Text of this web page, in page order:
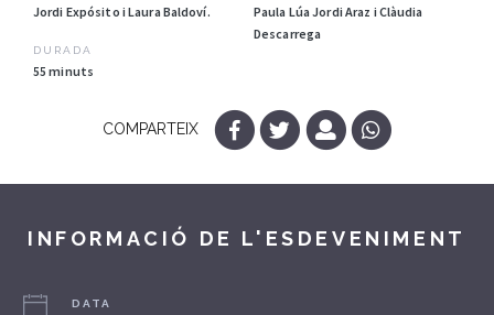
Jordi Expósito i Laura Baldoví.
DURADA
55 minuts
Paula Lúa Jordi Araz i Clàudia
Descarrega
COMPARTEIX
INFORMACIÓ DE L'ESDEVENIMENT
DATA